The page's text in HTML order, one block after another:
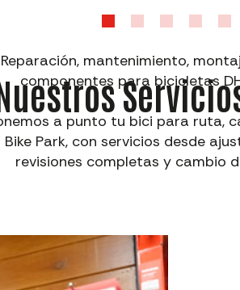
Reparación, mantenimiento,
componentes para bicicletas
a punto tu bici para ruta,
Bike Park, con servicios desde
revisiones completas y cambio